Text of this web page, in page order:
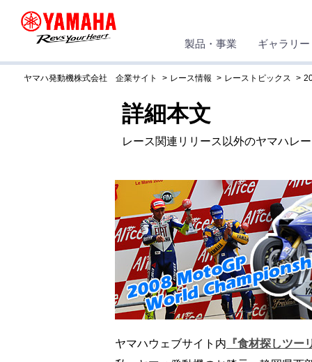
製品・事業 ギャラリー
ヤマハ発動機株式会社 企業サイト レース情報 レーストピックス
詳細本文
レース関連リリース以外のヤマハレ
ヤマハウェブサイト内 『食材探しツー